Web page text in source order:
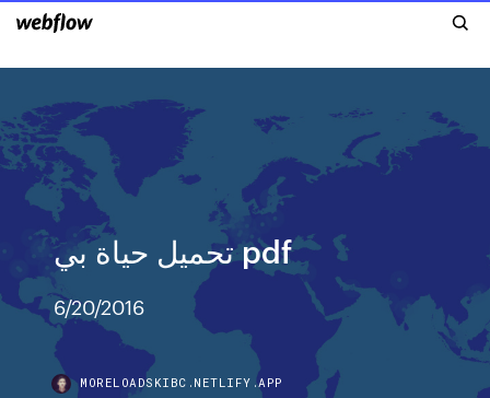
تحميل حياة بي pdf
6/20/2016
MORELOADSKIBC.NETLIFY.APP